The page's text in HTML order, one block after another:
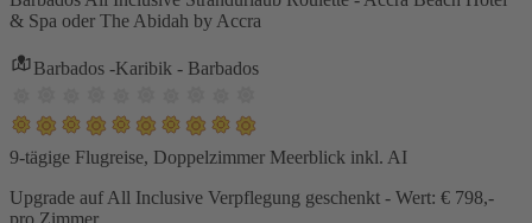
& Spa oder The Abidah by Accra
Barbados -Karibik - Barbados
9-tägige Flugreise, Doppelzimmer Meerblick inkl. AI
Upgrade auf All Inclusive Verpflegung geschenkt - Wert: € 798,-
pro Zimmer